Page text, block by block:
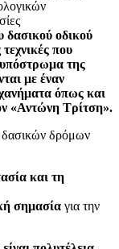
οδικού
τεχνικές που
υπόστρωμα της
με έναν
όπως και
«Αντώνη Τρίτση».
δασικών δρόμων
και τη
σημασία για την